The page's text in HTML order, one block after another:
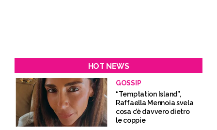
HOT NEWS
GOSSIP
“Temptation Island”,
Raffaella Mennoia svela
cosa c’è davvero dietro
le coppie